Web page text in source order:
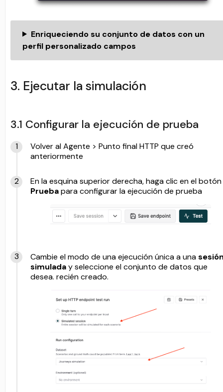
Enriqueciendo su conjunto de datos con un
perfil personalizado campos
3. Ejecutar la simulación
3.1 Configurar la ejecución de prueba
Volver al Agente > Punto final HTTP que creó
anteriormente
En la esquina superior derecha, haga clic en el botón
Pruebapara configurar la ejecución de prueba
Cambie el modo de una ejecución única a una
simuladay seleccione el conjunto de datos que
desea. recién creado.